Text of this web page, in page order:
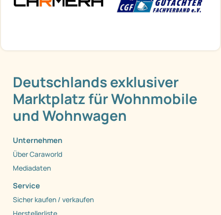
Deutschlands exklusiver
Marktplatz für Wohnmobile
und Wohnwagen
Unternehmen
Über Caraworld
Mediadaten
Service
Sicher kaufen / verkaufen